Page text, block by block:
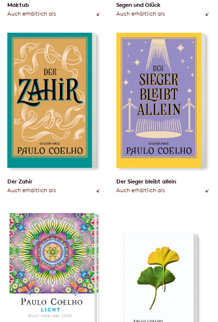
Maktub
Auch erhältlich als
Segen und Glück
Auch erhältlich als
Der Zahir
Auch erhältlich als
Der Sieger bleibt allein
Auch erhältlich als